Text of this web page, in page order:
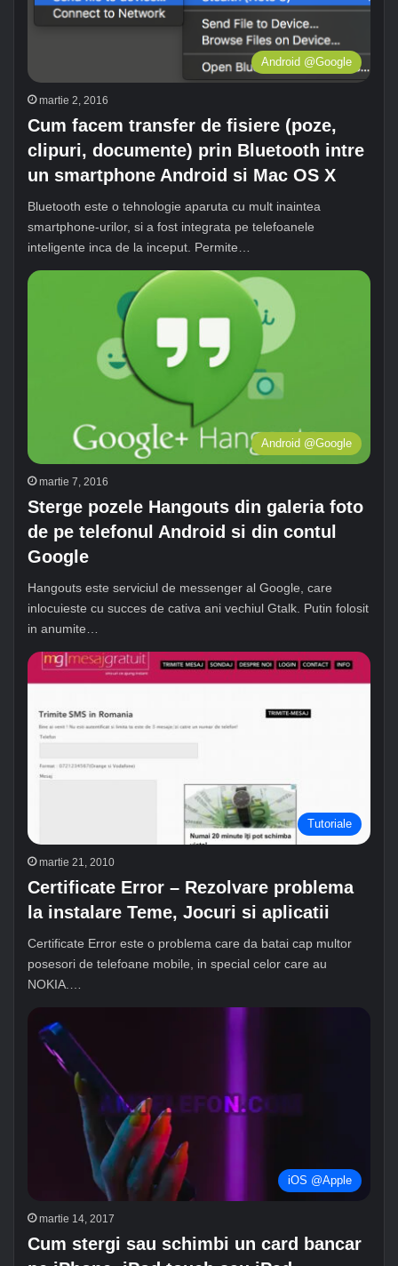
Android @Google
martie 2, 2016
Cum facem transfer de fisiere (poze,
clipuri, documente) prin Bluetooth intre
un smartphone Android si Mac OS X
Bluetooth este o tehnologie aparuta cu mult inaintea
smartphone-urilor, si a fost integrata pe telefoanele
inteligente inca de la inceput. Permite…
Android @Google
martie 7, 2016
Sterge pozele Hangouts din galeria foto
de pe telefonul Android si din contul
Google
Hangouts este serviciul de messenger al Google, care
inlocuieste cu succes de cativa ani vechiul Gtalk. Putin folosit
in anumite…
Tutoriale
martie 21, 2010
Certificate Error – Rezolvare problema
la instalare Teme, Jocuri si aplicatii
Certificate Error este o problema care da batai cap multor
posesori de telefoane mobile, in special celor care au
NOKIA.…
iOS @Apple
martie 14, 2017
Cum stergi sau schimbi un card bancar